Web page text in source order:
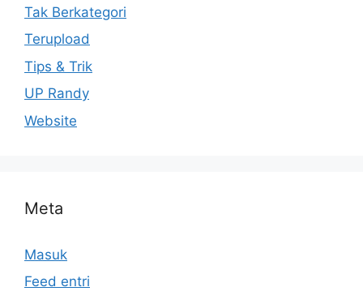
Tak Berkategori
Terupload
Tips & Trik
UP Randy
Website
Meta
Masuk
Feed entri